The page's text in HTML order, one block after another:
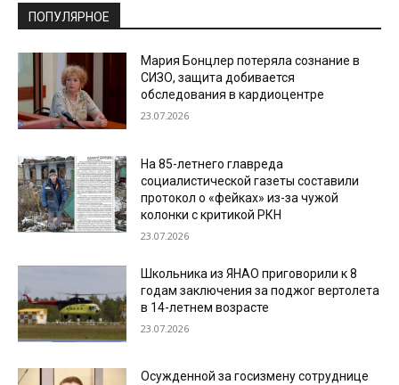
ПОПУЛЯРНОЕ
Мария Бонцлер потеряла сознание в
СИЗО, защита добивается
обследования в кардиоцентре
23.07.2026
На 85-летнего главреда
социалистической газеты составили
протокол о «фейках» из-за чужой
колонки с критикой РКН
23.07.2026
Школьника из ЯНАО приговорили к 8
годам заключения за поджог вертолета
в 14-летнем возрасте
23.07.2026
Осужденной за госизмену сотруднице